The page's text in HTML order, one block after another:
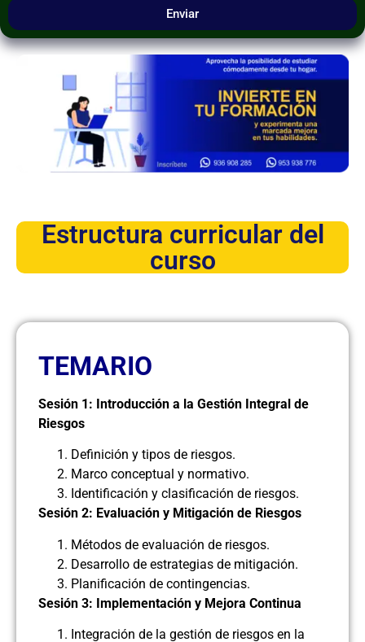
Enviar
Estructura curricular del
curso
TEMARIO
Sesión 1: Introducción a la Gestión Integral de
Riesgos
Definición y tipos de riesgos.
Marco conceptual y normativo.
Identificación y clasificación de riesgos.
Sesión 2: Evaluación y Mitigación de Riesgos
Métodos de evaluación de riesgos.
Desarrollo de estrategias de mitigación.
Planificación de contingencias.
Sesión 3: Implementación y Mejora Continua
Integración de la gestión de riesgos en la